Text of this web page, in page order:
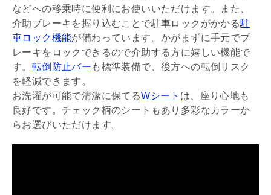
などへの移乗時に便利にお使いいただけます。また、
介助ブレーキを握り込むことで駐車ロックがかかる駐
車ロック機能が備わっています。かがまずに手元でブ
レーキをロックできるので介助する方に嬉しい機能で
す。 転倒防止バー も標準装備で、後方への転倒リスク
を軽減できます。
お洗濯が可能で清潔に保てるWシート は、座り心地も
良好です。チェック柄のシートもあり多彩なカラーか
らお選びいただけます。